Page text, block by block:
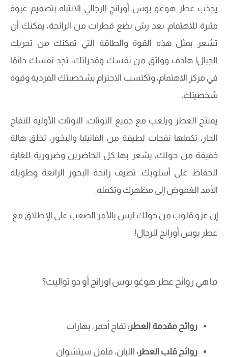
يجذب عطر هوغو بوس أورانج الرجالي الانتباه بتصميم عبوة
مثيرة للاهتمام. بعد رش بضع قطرات من الرائحة، يمكنك أن
تشعر بمثل هذه القوة والطاقة التي تمكنك من تحريك
الجبال! هادف وواثق من نفسك وقدراتك، تجد نفسك دائمًا
في مركز الاهتمام، وتكتسب الاحترام بشخصيتك الفردية وقوة
شخصيتك.
يفتتح العطر ويلعب مع جميع النوتات. النوتات الأولية للتفاح
الحار، تكملها نفحات لطيفة من الفانيليا والبخور، تخلق هالة
خفيفة من حولك، يشعر بها كل الحاضرين وضرورية للغاية
للحفاظ على أسلوبك. تضيف رائحة البخور الرائعة وطويلة
الأمد الغموض إلى مظهرك وتكمله.
إن غزو قلوب من حولك ليس بالأمر الصعب على الإطلاق مع
عطر بوس أورانج للرجال!
ما هي روائح عطر هوغو بوس اورانج أو دو تواليت؟
روائح مقدمة العطر: تفاح أحمر، بهارات
روائح قلب العطر: اللبان، فلفل سيتشوان